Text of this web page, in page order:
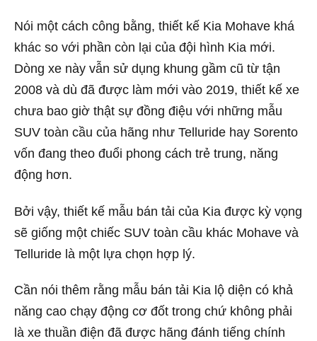
Nói một cách công bằng, thiết kế Kia Mohave khá
khác so với phần còn lại của đội hình Kia mới.
Dòng xe này vẫn sử dụng khung gầm cũ từ tận
2008 và dù đã được làm mới vào 2019, thiết kế xe
chưa bao giờ thật sự đồng điệu với những mẫu
SUV toàn cầu của hãng như Telluride hay Sorento
vốn đang theo đuổi phong cách trẻ trung, năng
động hơn.
Bởi vậy, thiết kế mẫu bán tải của Kia được kỳ vọng
sẽ giống một chiếc SUV toàn cầu khác Mohave và
Telluride là một lựa chọn hợp lý.
Cần nói thêm rằng mẫu bán tải Kia lộ diện có khả
năng cao chạy động cơ đốt trong chứ không phải
là xe thuần điện đã được hãng đánh tiếng chính